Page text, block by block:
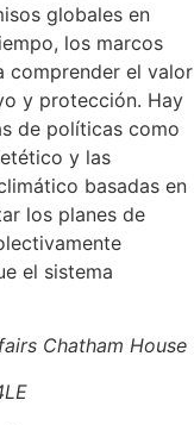
globales en
los marcos
comprender el valor
y protección. Hay
de políticas como
y las
basadas en
los planes de
el sistema
Chatham House